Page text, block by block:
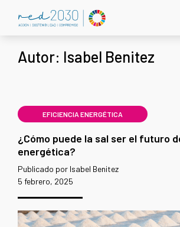
Autor: Isabel Benitez
EFICIENCIA ENERGÉTICA
¿Cómo puede la sal ser el futuro
energética?
Publicado por Isabel Benitez
5 febrero, 2025